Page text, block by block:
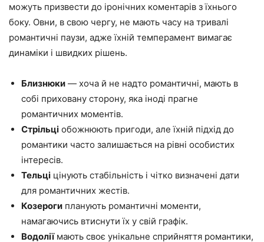
можуть призвести до іронічних коментарів з їхнього
боку. Овни, в свою чергу, не мають часу на тривалі
романтичні паузи, адже їхній темперамент вимагає
динаміки і швидких рішень.
Близнюки — хоча й не надто романтичні, мають в
собі приховану сторону, яка іноді прагне
романтичних моментів.
Стрільці обожнюють пригоди, але їхній підхід до
романтики часто залишається на рівні особистих
інтересів.
Тельці цінують стабільність і чітко визначені дати
для романтичних жестів.
Козероги планують романтичні моменти,
намагаючись втиснути їх у свій графік.
Водоліїмають своє унікальне сприйняття романтики,